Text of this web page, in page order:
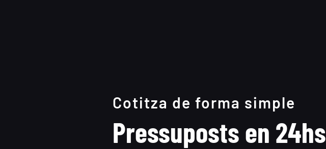
Cotitza de forma simple
Pressuposts en 24hs